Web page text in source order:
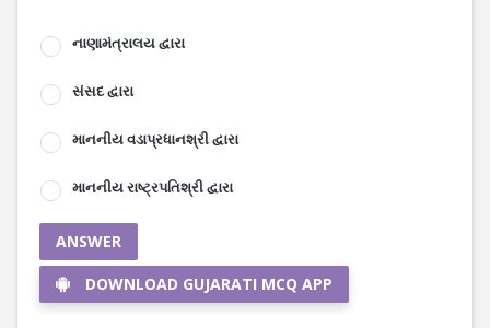
નાણામંત્રાલય દ્વારા
સંસદ દ્વારા
માનનીય વડાપ્રધાનશ્રી દ્વારા
માનનીય રાષ્ટ્રપતિશ્રી દ્વારા
ANSWER
DOWNLOAD GUJARATI MCQ APP